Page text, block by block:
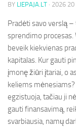
BY LIEPAJA.LT · 2026 20
Pradėti savo verslą
sprendimo procesas.
beveik kiekvienas
kapitalas. Kur gauti
įmonę žiūri įtariai, o
keliems
egzistuoja, tačiau ji
gauti finansavimą,
svarbiausia, namų